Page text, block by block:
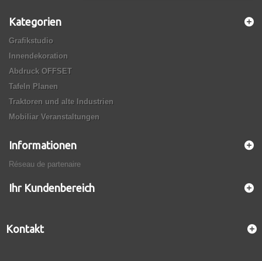
Kategorien
Grafikstudio
Innendekoration
Abdruck OFFSET
Tafeln Planen
Traktoren und alte Industrien
Mobiliar Veranstaltungen
Informationen
Réseau de partenaire
Ihr Kundenbereich
Kontakt